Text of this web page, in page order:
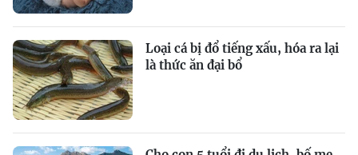
Loại cá bị đổ tiếng xấu, hóa ra lại
là thức ăn đại bổ